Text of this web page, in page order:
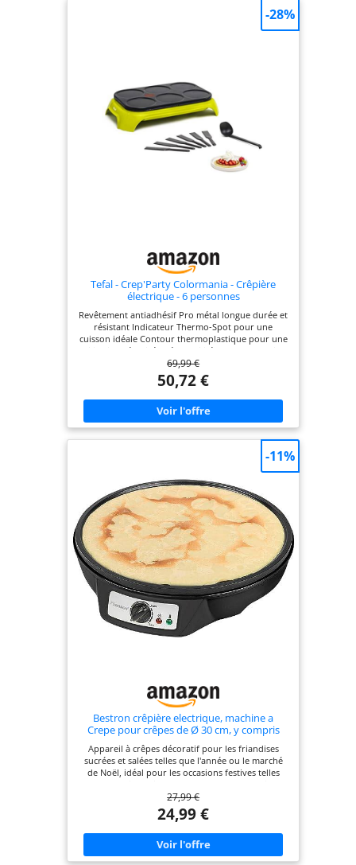
quelques secondes avec la crêpière Billig ! Une
conception exclusive pour une cuisson homogène
râteau (rozell) à crêpes plat pour étaler la pâte sur
la plaque et une spatule (spanell) en bois pour
décoller les crêpes. RÉPARABILITÉ 15 ANS : Les
pièces détachées sont disponibles au minimum
jusqu'à 15 ans après l'achat. Le tampon CLEAN+
(Réf ATE1) n'est pas fourni
Tefal - Crep'Party Colormania - Crêpière
électrique - 6 personnes
Revêtement antiadhésif Pro métal longue durée et
résistant Indicateur Thermo-Spot pour une
cuisson idéale Contour thermoplastique pour une
utilisation sécurisée Réparabilité15 ans, Garantie 2
ans Système de rangement des accessoires sous
l'appareil Accessoires inclus : 6 spatules et une
louche FabriquÃéen France
69,99 €
50,72 €
-28%
Bestron crêpière electrique, machine a
Crepe pour crêpes de Ø 30 cm, y compris
distributeur de pâte & spatule à crêpes, avec
revêtement antiadhésif, 1000 watts, couleur:
Noir
Appareil à crêpes décoratif pour les friandises
sucrées et salées telles que l'année ou le marché
de Noël, idéal pour les occasions festives telles
avec bord légèrement surélevé, spatule et
distributeur de pâte pour des crêpes très fines ou
de délicieuses crêpes, omelettes et crêpes
Thermostat pour le brunissage individuel de la
pâte, revêtement antiadhésif pour faciliter le
retournement des aliments et le nettoyage de
27,99 €
24,99 €
-11%